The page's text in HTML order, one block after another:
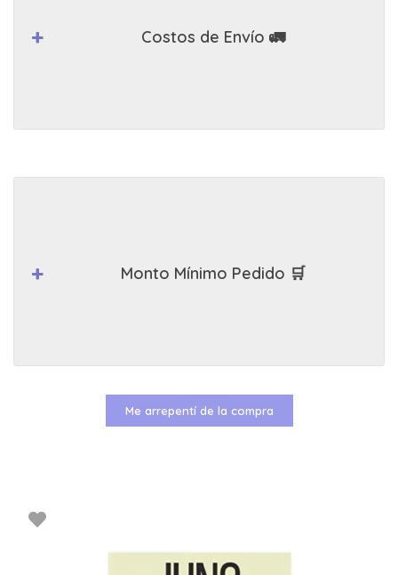
Costos de Envío 🚛
Monto Mínimo Pedido 🛒
Me arrepentí de la compra